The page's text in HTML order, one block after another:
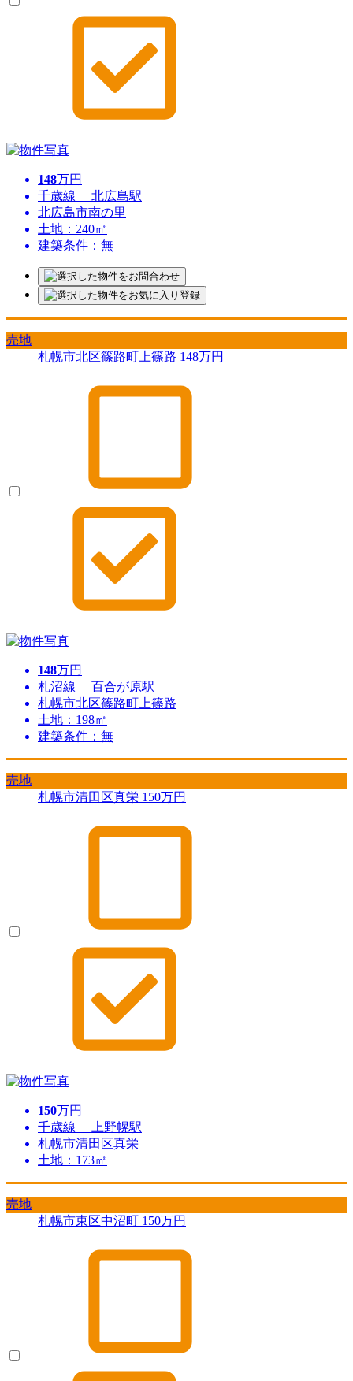
148万円
千歳線 北広島駅
北広島市南の里
土地：240㎡
建築条件：無
売地
札幌市北区篠路町上篠路 148万円
148万円
札沼線 百合が原駅
札幌市北区篠路町上篠路
土地：198㎡
建築条件：無
売地
札幌市清田区真栄 150万円
150万円
千歳線 上野幌駅
札幌市清田区真栄
土地：173㎡
売地
札幌市東区中沼町 150万円